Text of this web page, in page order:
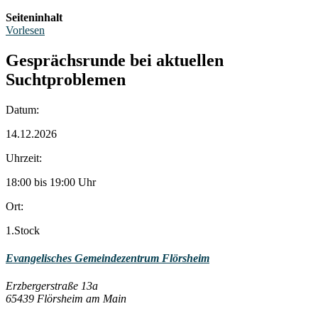
Seiteninhalt
Vorlesen
Gesprächsrunde bei aktuellen
Suchtproblemen
Datum:
14.12.2026
Uhrzeit:
18:00 bis 19:00 Uhr
Ort:
1.Stock
Evangelisches Gemeindezentrum Flörsheim
Erzbergerstraße 13a
65439 Flörsheim am Main